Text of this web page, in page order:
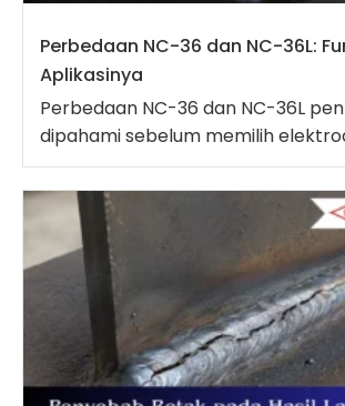
Perbedaan NC-36 dan NC-36L:
Aplikasinya
Perbedaan NC-36 dan NC-36L
dipahami sebelum memilih